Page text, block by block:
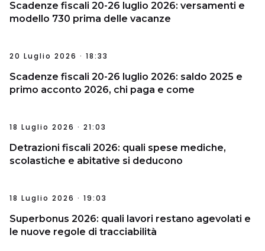
Scadenze fiscali 20-26 luglio 2026: versamenti e
modello 730 prima delle vacanze
20 Luglio 2026 · 18:33
Scadenze fiscali 20-26 luglio 2026: saldo 2025 e
primo acconto 2026, chi paga e come
18 Luglio 2026 · 21:03
Detrazioni fiscali 2026: quali spese mediche,
scolastiche e abitative si deducono
18 Luglio 2026 · 19:03
Superbonus 2026: quali lavori restano agevolati e
le nuove regole di tracciabilità